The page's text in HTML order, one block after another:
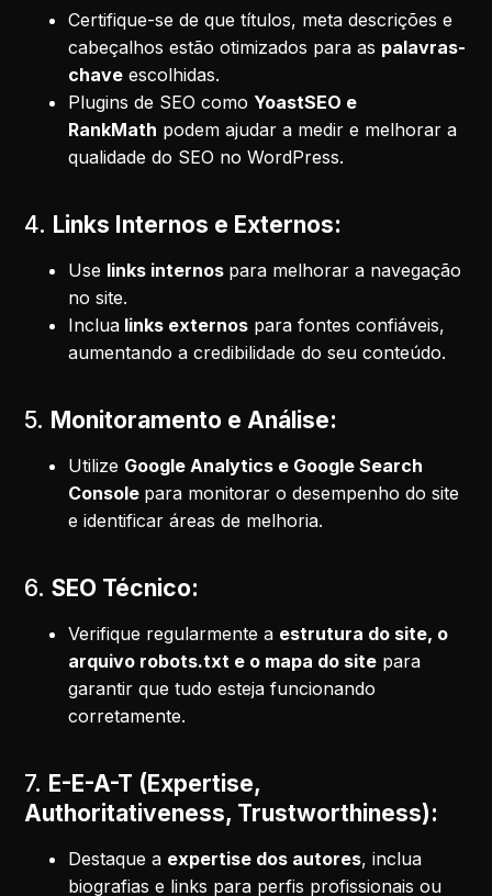
Certifique-se de que títulos, meta descrições e
cabeçalhos estão otimizados para as palavras-
chave escolhidas.
Plugins de SEO como YoastSEO e
RankMath podem ajudar a medir e melhorar a
qualidade do SEO no WordPress.
4. Links Internos e Externos:
Use links internos para melhorar a navegação
no site.
Inclua links externos para fontes confiáveis,
aumentando a credibilidade do seu conteúdo.
5. Monitoramento e Análise:
Utilize Google Analytics e Google Search
Console para monitorar o desempenho do site
e identificar áreas de melhoria.
6.SEO Técnico:
Verifique regularmente a estrutura do site, o
arquivo robots.txt e o mapa do site para
garantir que tudo esteja funcionando
corretamente.
7. E-E-A-T (Expertise,
Authoritativeness, Trustworthiness):
Destaque a expertise dos autores, inclua
biografias e links para perfis profissionais ou